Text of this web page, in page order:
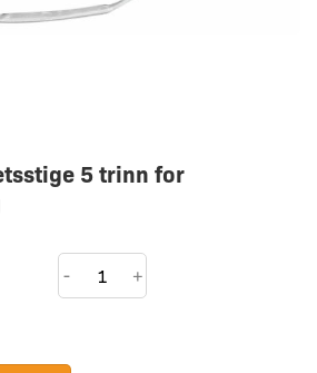
5 trinn for
Lalizas
Sikkerhetsstige
- +